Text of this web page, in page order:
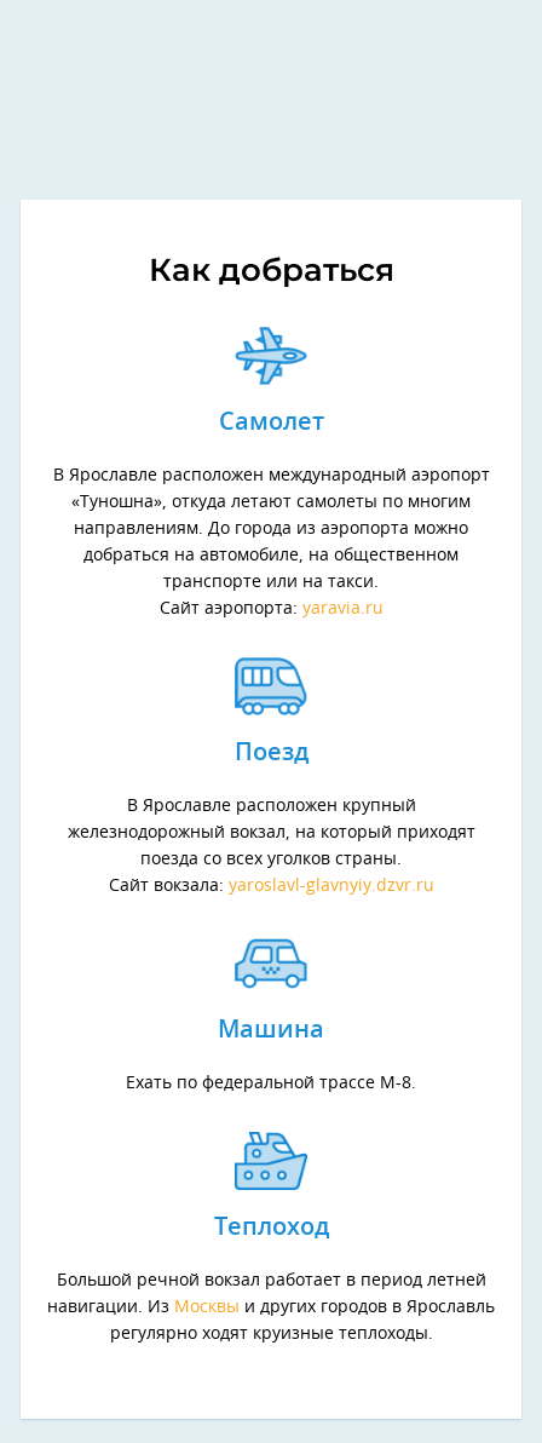
Как добраться
Самолет
В Ярославле расположен международный аэропорт
«Туношна», откуда летают самолеты по многим
направлениям. До города из аэропорта можно
добраться на автомобиле, на общественном
транспорте или на такси.
Сайт аэропорта: yaravia.ru
Поезд
В Ярославле расположен крупный
железнодорожный вокзал, на который приходят
поезда со всех уголков страны.
Сайт вокзала: yaroslavl-glavnyiy.dzvr.ru
Машина
Ехать по федеральной трассе М-8.
Теплоход
Большой речной вокзал работает в период летней
навигации. Из Москвы и других городов в Ярославль
регулярно ходят круизные теплоходы.